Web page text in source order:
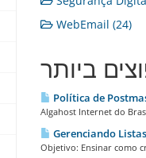
WebEmail (24)
ביותר
Política de
Algahost Internet do
Gerenciando
Objetivo: Ensinar como